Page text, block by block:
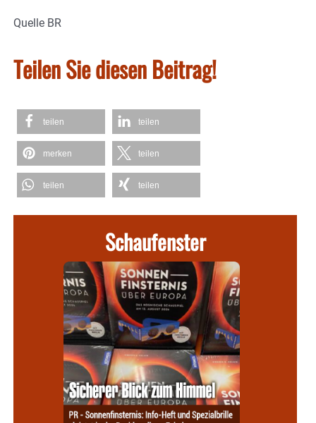
Quelle BR
Teilen Sie diesen Beitrag!
teilen teilen
merken teilen
teilen teilen
Schaufenster